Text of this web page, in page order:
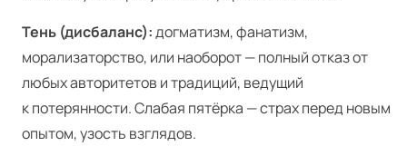
Тень (дисбаланс):догматизм, фанатизм,
морализаторство, или наоборот — полный отказ от
любых авторитетов и традиций, ведущий
к потерянности. Слабая пятёрка — страх перед новым
опытом, узость взглядов.